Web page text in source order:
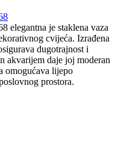
elegantna je staklena vaza
cvijeća. Izrađena
dugotrajnost i
akvarijem daje joj moderan
omogućava lijepo
prostora.